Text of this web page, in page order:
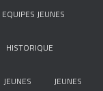
EQUIPES JEUNES
HISTORIQUE
JEUNES JEUNES